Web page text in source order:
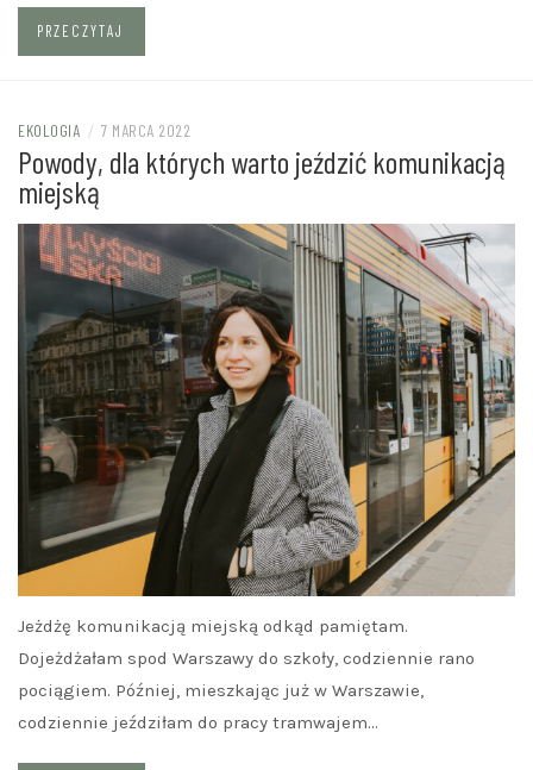
PRZECZYTAJ
EKOLOGIA / 7 MARCA 2022
Powody, dla których warto jeździć komunikacją
miejską
Jeżdżę komunikacją miejską odkąd pamiętam.
Dojeżdżałam spod Warszawy do szkoły, codziennie rano
pociągiem. Później, mieszkając już w Warszawie,
codziennie jeździłam do pracy tramwajem…